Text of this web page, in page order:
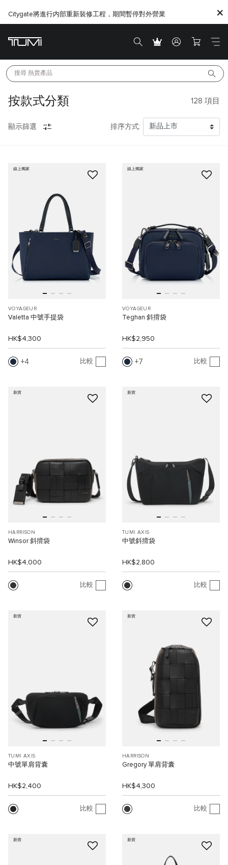
Citygate將進行内部重新裝修工程，期間暫停對外營業
搜尋 熱賣產品
按款式分類 128 項目
顯示篩選 排序方式:
線上獨家
VOYAGEUR
Valetta 中號手提袋
HK$4,300
4 比較
線上獨家
VOYAGEUR
Teghan 斜揹袋
HK$2,950
7 比較
新貨
HARRISON
Winsor 斜揹袋
HK$4,000
比較
新貨
TUMI AXIS
中號斜揹袋
HK$2,800
比較
新貨
TUMI AXIS
中號單肩背囊
HK$2,400
比較
新貨
HARRISON
Gregory 單肩背囊
HK$4,300
比較
新貨 新貨